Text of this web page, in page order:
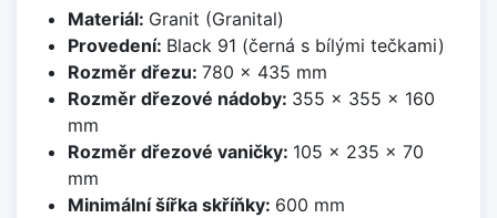
Materiál: Granit (Granital)
Provedení: Black 91 (černá s bílými tečkami)
Rozměr dřezu: 780 x 435 mm
Rozměr dřezové nádoby: 355 x 355 x 160
mm
Rozměr dřezové vaničky: 105 x 235 x 70
mm
Minimální šířka skříňky: 600 mm